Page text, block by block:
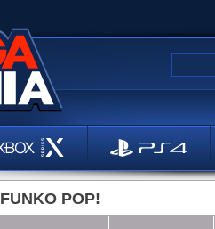
FUNKO POP!